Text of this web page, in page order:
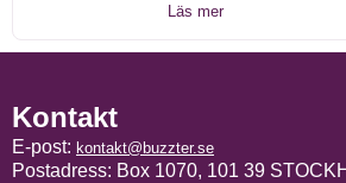
Läs mer
Kontakt
E-post: kontakt@buzzter.se
Postadress: Box 1070, 101 39